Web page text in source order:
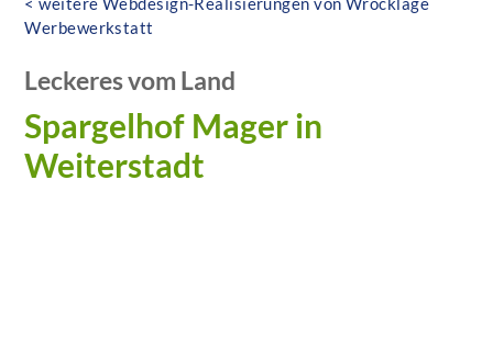
Werbewerkstatt
Leckeres vom Land
Spargelhof Mager in
Weiterstadt